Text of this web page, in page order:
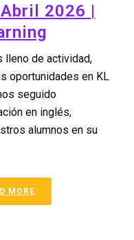
2026 |
lleno de actividad,
oportunidades en KL
seguido
en inglés,
alumnos en su
MORE